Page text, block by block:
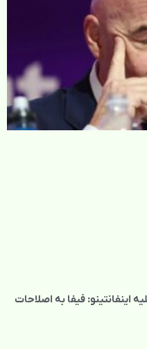
اینفانتینو: فیفا به اصلاحات